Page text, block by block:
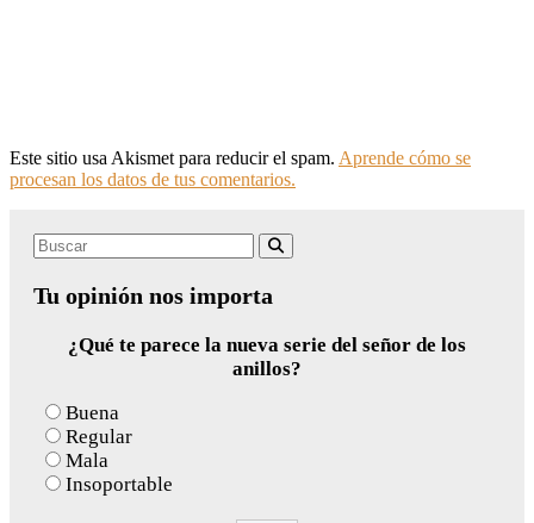
Este sitio usa Akismet para reducir el spam. Aprende cómo se
procesan los datos de tus comentarios.
Search
Tu opinión nos importa
¿Qué te parece la nueva serie del señor de los
anillos?
Buena
Regular
Mala
Insoportable